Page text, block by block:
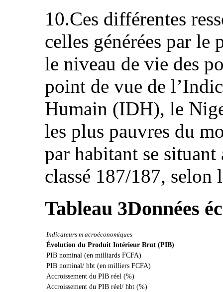
10.Ces différentes
celles générées par le
le niveau de vie des
point de vue de
Humain (IDH), le
les plus pauvres du
par habitant se
classé 187/187, selon
Tableau 3Données
Indicateurs m acroéconomiques
Évolution du Produit Intérieur Brut (PIB)
PIB nominal (en milliards FCFA)
PIB nominal/ hbt (en milliers FCFA)
Accroissement du PIB réel (%)
Accroissement du PIB réel/ hbt (%)